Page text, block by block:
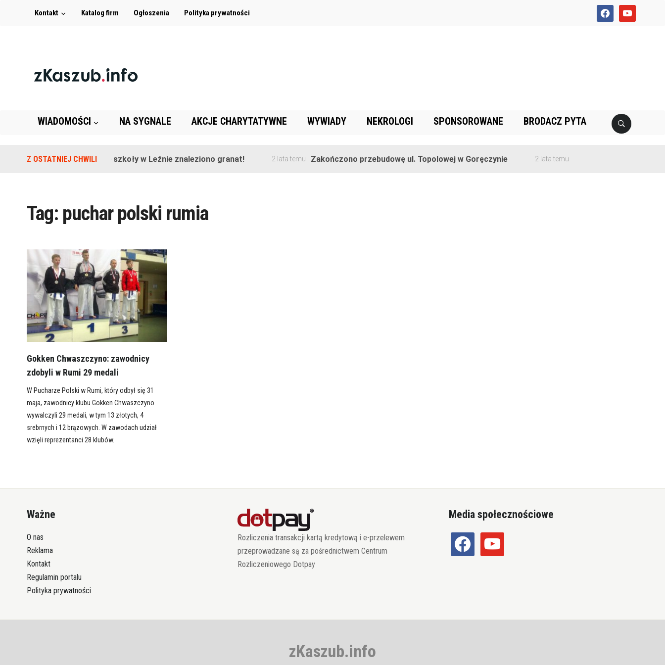
facebookyoutube
Kontakt Katalog firm Ogłoszenia Polityka prywatności
WIADOMOŚCI NA SYGNALE AKCJE CHARYTATYWNE WYWIADY NEKROLOGI SPONSOROWANE BRODACZ PYTA
Z OSTATNIEJ CHWILINa terenie szkoły w Leźnie znaleziono granat! 2 lata temu Zakończono przebudowę ul. Topolowej w Goręczynie 2 lata temu
Tag: puchar polski rumia
Gokken Chwaszczyno: zawodnicy
zdobyli w Rumi 29 medali
W Pucharze Polski w Rumi, który odbył się 31
maja, zawodnicy klubu Gokken Chwaszczyno
wywalczyli 29 medali, w tym 13 złotych, 4
srebrnych i 12 brązowych. W zawodach udział
wzięli reprezentanci 28 klubów.
Ważne
O nas
Reklama
Kontakt
Regulamin portalu
Polityka prywatności
Rozliczenia transakcji kartą kredytową i e-przelewem
przeprowadzane są za pośrednictwem Centrum
Rozliczeniowego Dotpay
Media społecznościowe
facebook youtube
zKaszub.info